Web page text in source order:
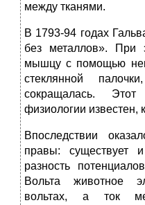
между тканями.
В 1793-94 годах
без металлов». При
мышцу с помощью
стеклянной
сокращалась.
физиологии известен,
Впоследствии
правы: существует
разность
Вольта животное
вольтах, а ток